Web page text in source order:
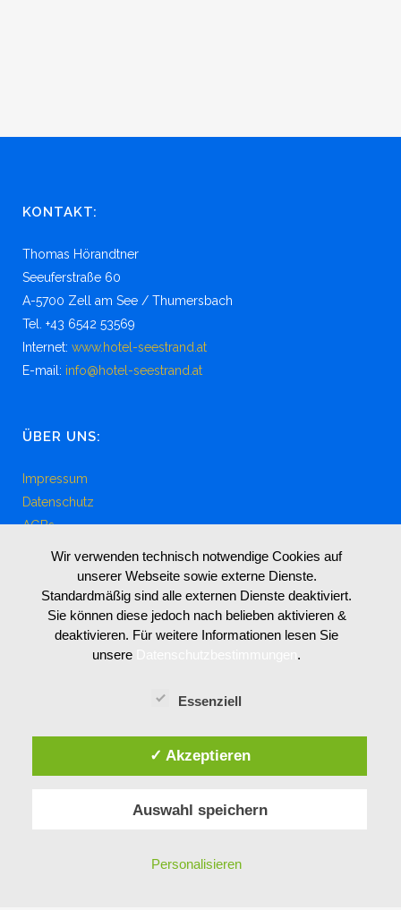
KONTAKT:
Thomas Hörandtner
Seeuferstraße 60
A-5700 Zell am See / Thumersbach
Tel. +43 6542 53569
Internet: www.hotel-seestrand.at
E-mail: info@hotel-seestrand.at
ÜBER UNS:
Impressum
Datenschutz
AGBs
LIVE WEBCAM MIT AUSSICHT VON UNSEREM
HOTEL GARNI SEESTRAND
Wir verwenden technisch notwendige Cookies auf
unserer Webseite sowie externe Dienste.
Standardmäßig sind alle externen Dienste deaktiviert.
Sie können diese jedoch nach belieben aktivieren &
deaktivieren. Für weitere Informationen lesen Sie
unsere
.
Essenziell
✓ Akzeptieren
Auswahl speichern
Personalisieren